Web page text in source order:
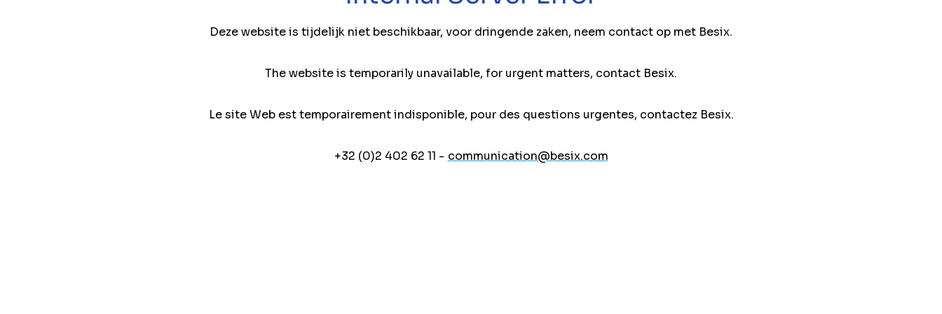
Deze website is tijdelijk niet beschikbaar, voor dringende zaken, neem contact op met Besix.
The website is temporarily unavailable, for urgent matters, contact Besix.
Le site Web est temporairement indisponible, pour des questions urgentes, contactez Besix.
+32 (0)2 402 62 11 - communication@besix.com